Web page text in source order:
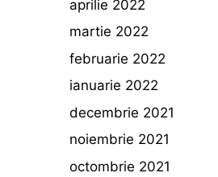
aprilie 2022
martie 2022
februarie 2022
ianuarie 2022
decembrie 2021
noiembrie 2021
octombrie 2021